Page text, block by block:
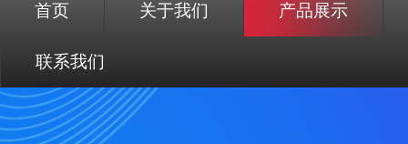
首页 关于我们 产品展示
联系我们